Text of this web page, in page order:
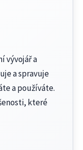
vývojář a
a spravuje
a používáte.
které